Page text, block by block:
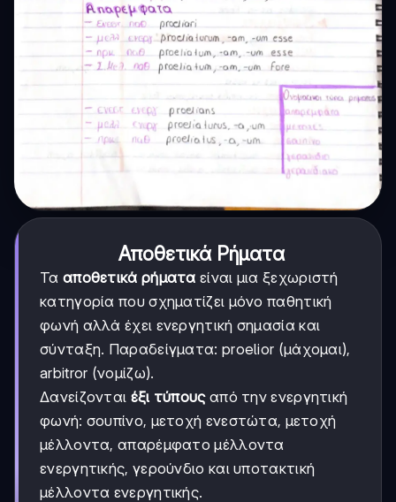
Αποθετικά Ρήματα
Τα αποθετικά ρήματα είναι μια ξεχωριστή
κατηγορία που σχηματίζει μόνο παθητική
φωνή αλλά έχει ενεργητική σημασία και
σύνταξη. Παραδείγματα: proelior (μάχομαι),
arbitror (νομίζω).
Δανείζονται έξι τύπουςαπό την ενεργητική
φωνή: σουπίνο, μετοχή ενεστώτα, μετοχή
μέλλοντα, απαρέμφατο μέλλοντα
ενεργητικής, γερούνδιο και υποτακτική
μέλλοντα ενεργητικής.